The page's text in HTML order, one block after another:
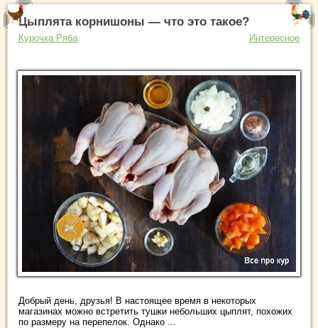
Цыплята корнишоны — что это такое?
Курочка Ряба Интересное
Добрый день, друзья! В настоящее время в некоторых
магазинах можно встретить тушки небольших цыплят, похожих
по размеру на перепелок. Однако ...